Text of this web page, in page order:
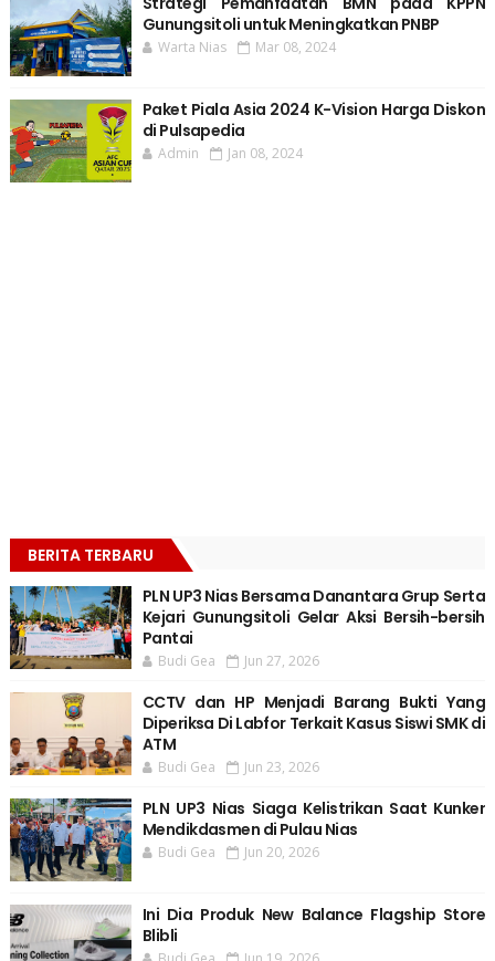
Gunungsitoli untuk Meningkatkan PNBP
Warta Nias Mar 08, 2024
Paket Piala Asia 2024 K-Vision Harga Diskon
di Pulsapedia
Admin Jan 08, 2024
BERITA TERBARU
PLN UP3 Nias Bersama Danantara Grup Serta
Kejari Gunungsitoli Gelar Aksi Bersih-bersih
Pantai
Budi Gea Jun 27, 2026
CCTV dan HP Menjadi Barang Bukti Yang
Diperiksa Di Labfor Terkait Kasus Siswi SMK di
ATM
Budi Gea Jun 23, 2026
PLN UP3 Nias Siaga Kelistrikan Saat Kunker
Mendikdasmen di Pulau Nias
Budi Gea Jun 20, 2026
Ini Dia Produk New Balance Flagship Store
Blibli